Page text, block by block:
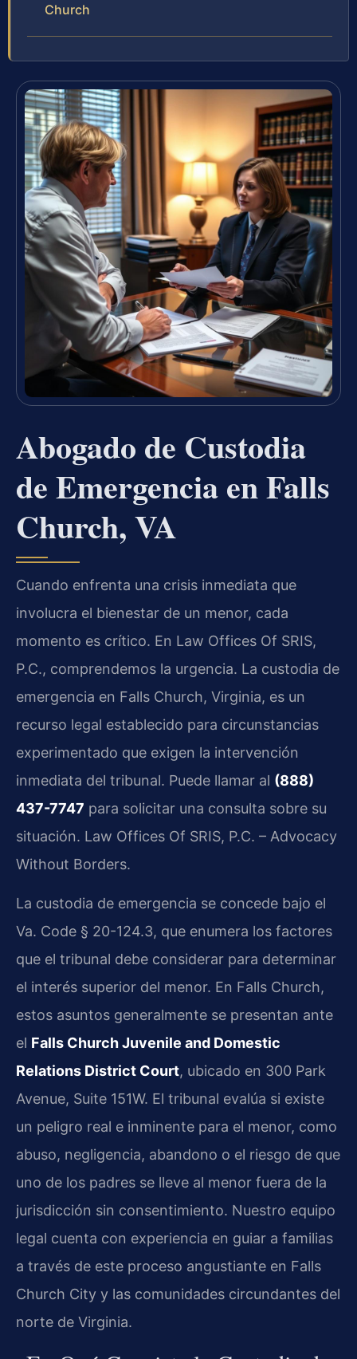
Church
Abogado de Custodia
de Emergencia en Falls
Church, VA
Cuando enfrenta una crisis inmediata que
involucra el bienestar de un menor, cada
momento es crítico. En Law Offices Of SRIS,
P.C., comprendemos la urgencia. La custodia de
emergencia en Falls Church, Virginia, es un
recurso legal establecido para circunstancias
experimentado que exigen la intervención
inmediata del tribunal. Puede llamar al (888)
437-7747 para solicitar una consulta sobre su
situación. Law Offices Of SRIS, P.C. – Advocacy
Without Borders.
La custodia de emergencia se concede bajo el
Va. Code § 20-124.3, que enumera los factores
que el tribunal debe considerar para determinar
el interés superior del menor. En Falls Church,
estos asuntos generalmente se presentan ante
el Falls Church Juvenile and Domestic
Relations District Court, ubicado en 300 Park
Avenue, Suite 151W. El tribunal evalúa si existe
un peligro real e inminente para el menor, como
abuso, negligencia, abandono o el riesgo de que
uno de los padres se lleve al menor fuera de la
jurisdicción sin consentimiento. Nuestro equipo
legal cuenta con experiencia en guiar a familias
a través de este proceso angustiante en Falls
Church City y las comunidades circundantes del
norte de Virginia.